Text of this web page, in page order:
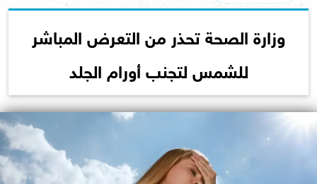
وزارة الصحة تحذر من التعرض المباشر
للشمس لتجنب أورام الجلد